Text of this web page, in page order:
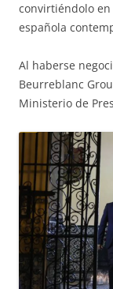
convirtiéndolo
española
Al haberse
Beurreblanc
Ministerio de